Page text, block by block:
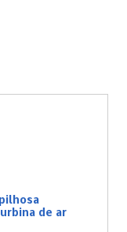
de ar